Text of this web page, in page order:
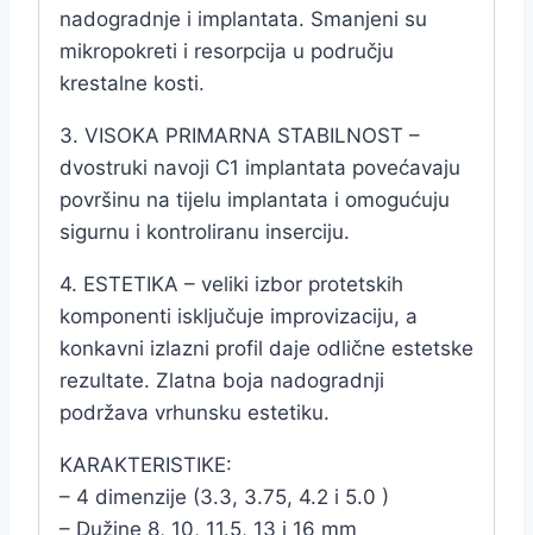
nadogradnje i implantata. Smanjeni su
mikropokreti i resorpcija u području
krestalne kosti.
3. VISOKA PRIMARNA STABILNOST –
dvostruki navoji C1 implantata povećavaju
površinu na tijelu implantata i omogućuju
sigurnu i kontroliranu inserciju.
4. ESTETIKA – veliki izbor protetskih
komponenti isključuje improvizaciju, a
konkavni izlazni profil daje odlične estetske
rezultate. Zlatna boja nadogradnji
podržava vrhunsku estetiku.
KARAKTERISTIKE:
– 4 dimenzije (3.3, 3.75, 4.2 i 5.0 )
– Dužine 8, 10, 11.5, 13 i 16 mm